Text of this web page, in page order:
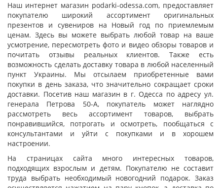
Наш интернет магазин podarki-odessa.com, предоставляет
покупателю широкий ассортимент оригинальных
презентов и сувениров на Новый год по приемлемым
ценам. Здесь вы можете выбрать любой товар на ваше
усмотрение, пересмотреть фото и видео обзоры товаров и
почитать отзывы реальных клиентов. Также есть
возможность сделать доставку товара в любой населенный
пункт Украины. Мы отсылаем приобретенные вами
покупки в день заказа, что значительно сокращает сроки
доставки. Посетив наш магазин в г. Одесса по адресу ул.
генерала Петрова 50-А, покупатель может наглядно
рассмотреть весь ассортимент товаров, выбрать
понравившийся, потрогать и осмотреть, пообщаться с
консультантами и уйти с покупками и в хорошем
настроении.
На страницах сайта много интересных товаров,
подходящих взрослым и детям. Покупателю не составит
труда выбрать необходимый новогодний подарок. Заказ